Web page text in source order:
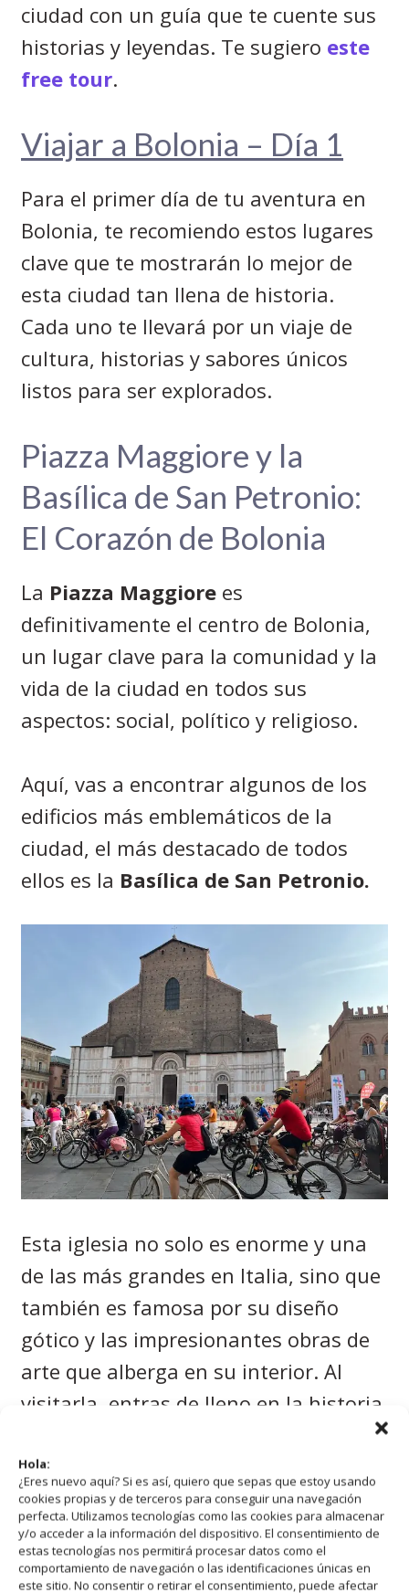
Hola:
¿Eres nuevo aquí? Si es así, quiero que sepas que estoy usando
cookies propias y de terceros para conseguir una navegación
perfecta. Utilizamos tecnologías como las cookies para almacenar
y/o acceder a la información del dispositivo. El consentimiento de
estas tecnologías nos permitirá procesar datos como el
comportamiento de navegación o las identificaciones únicas en
este sitio. No consentir o retirar el consentimiento, puede afectar
ciudad con un guía que te cuente sus
historias y leyendas. Te sugiero este
free tour.
Viajar a Bolonia – Día 1
Para el primer día de tu aventura en
Bolonia, te recomiendo estos lugares
clave que te mostrarán lo mejor de
esta ciudad tan llena de historia.
Cada uno te llevará por un viaje de
cultura, historias y sabores únicos
listos para ser explorados.
Piazza Maggiore y la
Basílica de San Petronio:
El Corazón de Bolonia
La Piazza Maggiore es
definitivamente el centro de Bolonia,
un lugar clave para la comunidad y la
vida de la ciudad en todos sus
aspectos: social, político y religioso.
Aquí, vas a encontrar algunos de los
edificios más emblemáticos de la
ciudad, el más destacado de todos
ellos es la Basílica de San Petronio.
Esta iglesia no solo es enorme y una
de las más grandes en Italia, sino que
también es famosa por su diseño
gótico y las impresionantes obras de
arte que alberga en su interior. Al
visitarla, entras de lleno en la historia
Mercado de la Via
Pescherie Vecchie: Una
experiencia culinaria